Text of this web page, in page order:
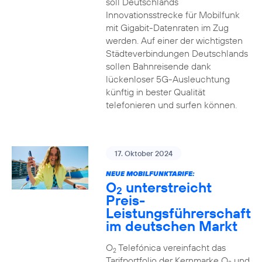
Innovationsstrecke für Mobilfunk
mit Gigabit-Datenraten im Zug
werden. Auf einer der wichtigsten
Städteverbindungen Deutschlands
sollen Bahnreisende dank
lückenloser 5G-Ausleuchtung
künftig in bester Qualität
telefonieren und surfen können.
17. Oktober 2024
NEUE MOBILFUNKTARIFE:
O2 unterstreicht
Preis-
Leistungsführerschaft
im deutschen Markt
O2Telefónica vereinfacht das